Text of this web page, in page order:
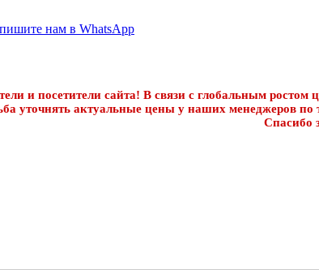
и посетители сайта! В связи с глобальным
уточнять актуальные цены у наших менеджеров по
Спасибо